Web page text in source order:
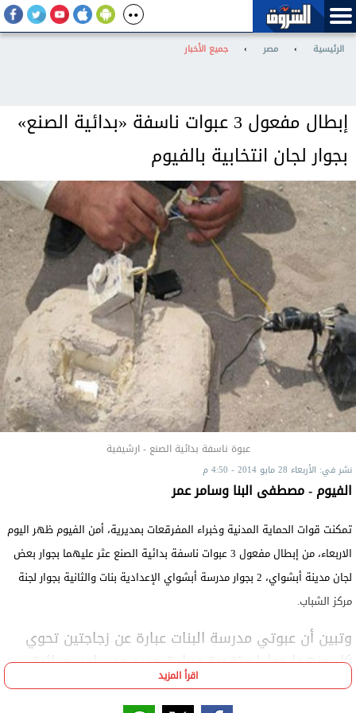
الرئيسية › مصر › جميع الأخبار
إبطال مفعول 3 عبوات ناسفة «بدائية الصنع»
بجوار لجان انتخابية بالفيوم
عبوة ناسفة بدائية الصنع - ارشيفية
نشر في: الأربعاء 28 مايو 2014 - 4:50 م
الفيوم - مصطفى البنا وسامر عمر
تمكنت قوات الحماية المدنية وخبراء المفرقعات بمديرية، أمن الفيوم ظهر اليوم
الاربعاء، من إبطال مفعول 3 عبوات ناسفة بدائية الصنع عثر عليهما بجوار بعض
لجان مدينة أبشواي، 2 بجوار مدرسة أبشواي الإعدادية بنات والثانية بجوار لجنة
مركز الشباب.
وتبين أن عبوتي مدرسة البنات عبارة عن زجاجتين تحوي
كل منهما موادا متفجرة وبرادة حديد ومسامير ودائرة
مغلقة، بينما كانت العبوة الثالثة عبارة عن أسطوانة
بوتاجاز صغيرة الحجم موصلة بدائرة تفجير وتليفون
اقرأ المزيد